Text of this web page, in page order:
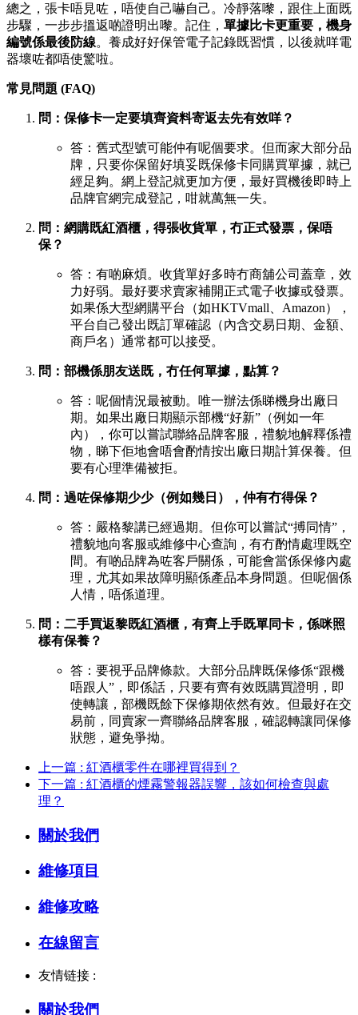
總之，張卡唔見咗，唔使自己嚇自己。冷靜落嚟，跟住上面既
步驟，一步步搵返啲證明出嚟。記住， 單據比卡更重要，機身
編號係最後防線。養成好好保管電子記錄既習慣，以後就咩電
器壞咗都唔使驚啦。
常見問題 (FAQ)
問：保修卡一定要填齊資料寄返去先有效咩？
答：舊式型號可能仲有呢個要求。但而家大部分品
牌，只要你保留好填妥既保修卡同購買單據，就已
經足夠。網上登記就更加方便，最好買機後即時上
品牌官網完成登記，咁就萬無一失。
問：網購既紅酒櫃，得張收貨單，冇正式發票，保唔
保？
答：有啲麻煩。收貨單好多時冇商舖公司蓋章，效
力好弱。最好要求賣家補開正式電子收據或發票。
如果係大型網購平台（如HKTVmall、Amazon），
平台自己發出既訂單確認（內含交易日期、金額、
商戶名）通常都可以接受。
問：部機係朋友送既，冇任何單據，點算？
答：呢個情況最被動。唯一辦法係睇機身出廠日
期。如果出廠日期顯示部機“好新”（例如一年
內），你可以嘗試聯絡品牌客服，禮貌地解釋係禮
物，睇下佢地會唔會酌情按出廠日期計算保養。但
要有心理準備被拒。
問：過咗保修期少少（例如幾日），仲有冇得保？
答：嚴格黎講已經過期。但你可以嘗試“搏同情”，
禮貌地向客服或維修中心查詢，有冇酌情處理既空
間。有啲品牌為咗客戶關係，可能會當係保修內處
理，尤其如果故障明顯係產品本身問題。但呢個係
人情，唔係道理。
問：二手買返黎既紅酒櫃，有齊上手既單同卡，係咪照
樣有保養？
答：要視乎品牌條款。大部分品牌既保修係“跟機
唔跟人”，即係話，只要有齊有效既購買證明，即
使轉讓，部機既餘下保修期依然有效。但最好在交
易前，同賣家一齊聯絡品牌客服，確認轉讓同保修
狀態，避免爭拗。
上一篇 : 紅酒櫃零件在哪裡買得到？
下一篇 : 紅酒櫃的煙霧警報器誤響，該如何檢查與處
理？
關於我們
維修項目
維修攻略
在線留言
友情链接 :
關於我們